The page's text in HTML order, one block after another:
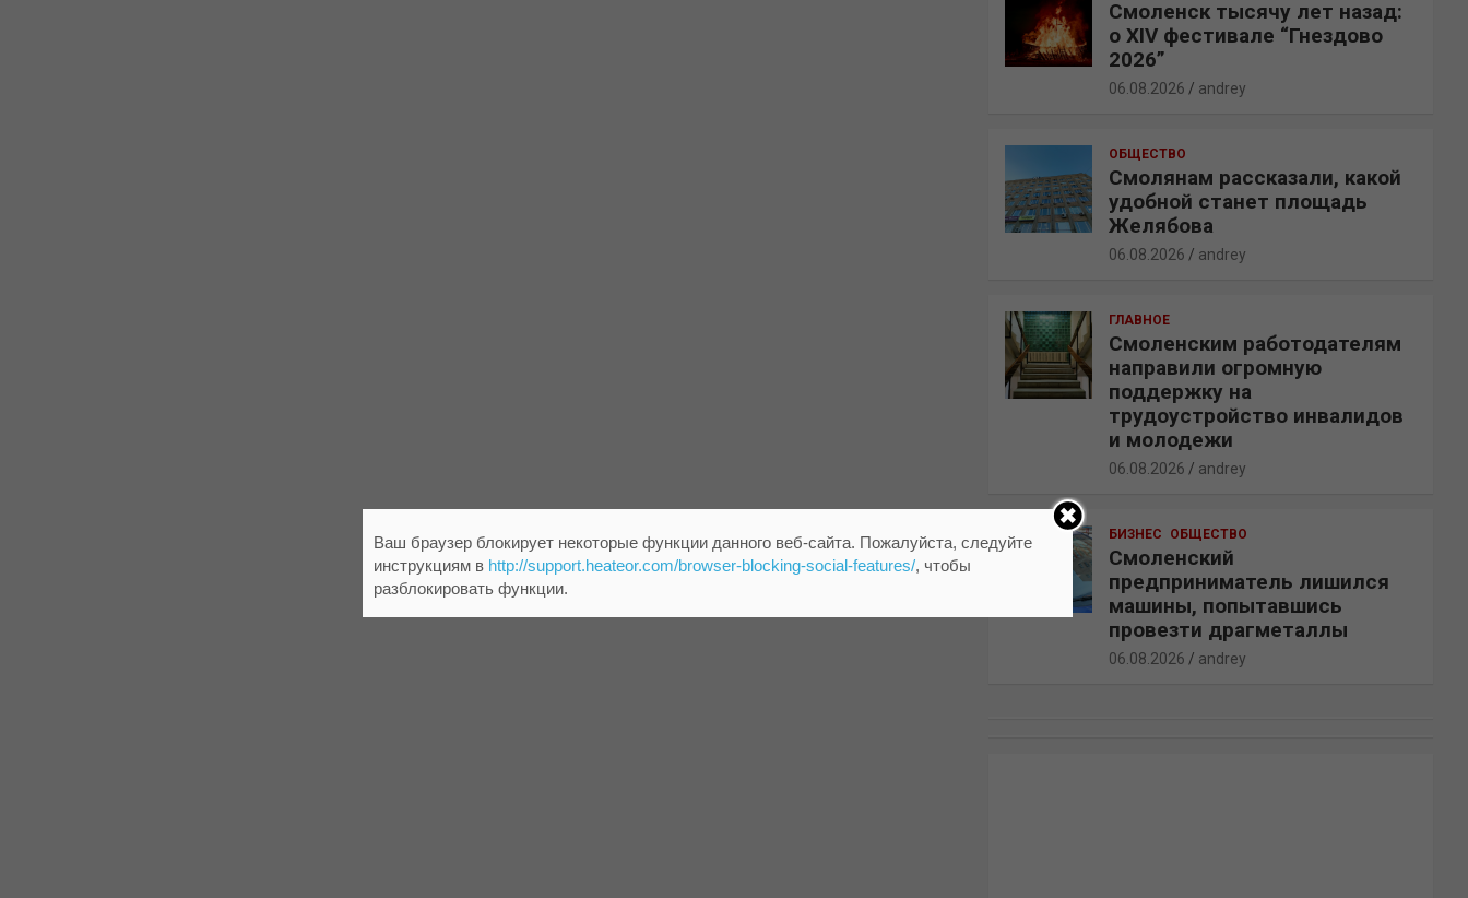
Смоленск тысячу лет назад:
о XIV фестивале “Гнездово
2026”
06.08.2026 andrey
ОБЩЕСТВО
Смолянам рассказали, какой
удобной станет площадь
Желябова
06.08.2026 andrey
ГЛАВНОЕ
Смоленским работодателям
направили огромную
поддержку на
трудоустройство инвалидов
и молодежи
06.08.2026 andrey
БИЗНЕС ОБЩЕСТВО
Смоленский
предприниматель лишился
машины, попытавшись
провезти драгметаллы
06.08.2026 andrey
Ваш браузер блокирует некоторые функции данного веб-сайта. Пожалуйста, следуйте
инструкциям в http://support.heateor.com/browser-blocking-social-features/, чтобы
разблокировать функции.